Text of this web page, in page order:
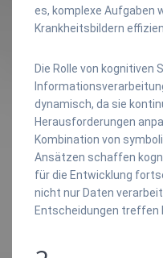
es, komplexe Aufgaben
Krankheitsbildern
Die Rolle von kognitiven
dynamisch, da sie
Herausforderungen
Kombination von
Ansätzen schaffen
für die Entwicklung
nicht nur Daten
Entscheidungen treffen